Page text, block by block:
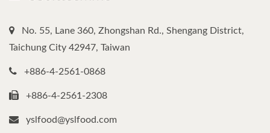
No. 55, Lane 360, Zhongshan Rd., Shengang District,
Taichung City 42947, Taiwan
+886-4-2561-0868
+886-4-2561-2308
yslfood@yslfood.com